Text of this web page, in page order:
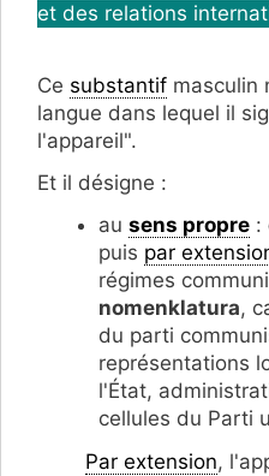
et des relations
Ce substantif masculin
langue dans lequel il
l'appareil".
Et il désigne :
au sens propre :
puis par
régimes
nomenklatura,
du parti
représentations
l'État,
cellules du Parti
Par extension,